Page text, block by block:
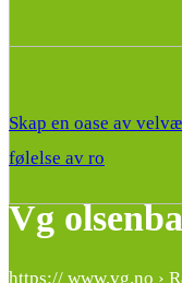
Skap en oase av
følelse av ro
Vg
https:// www.vg.no ›